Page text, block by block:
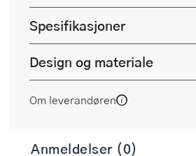
Spesifikasjoner
Design og materiale
Om leverandøren
Anmeldelser (0)